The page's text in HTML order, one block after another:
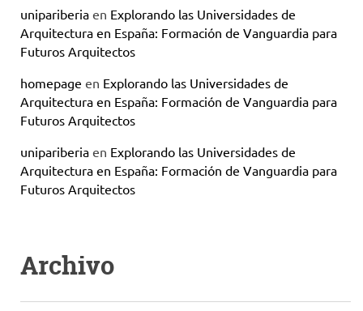
unipariberia en Explorando las Universidades de
Arquitectura en España: Formación de Vanguardia para
Futuros Arquitectos
homepage en Explorando las Universidades de
Arquitectura en España: Formación de Vanguardia para
Futuros Arquitectos
unipariberia en Explorando las Universidades de
Arquitectura en España: Formación de Vanguardia para
Futuros Arquitectos
Archivo